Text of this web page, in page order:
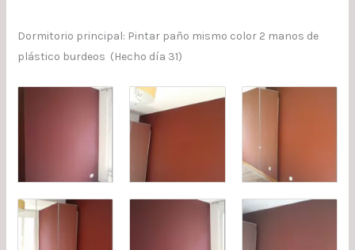
Dormitorio principal: Pintar paño mismo color 2 manos de
plástico burdeos (Hecho día 31)